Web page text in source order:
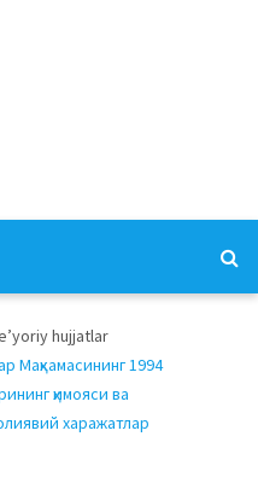
hujjatlar
Маҳкамасининг 1994
ҳимояси ва
харажатлар